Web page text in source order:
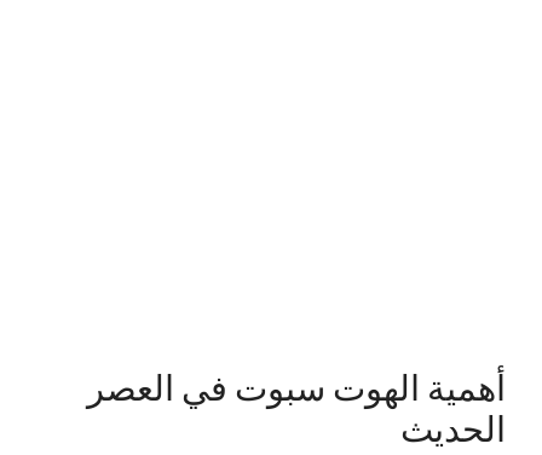
أهمية الهوت سبوت في العصر
الحديث